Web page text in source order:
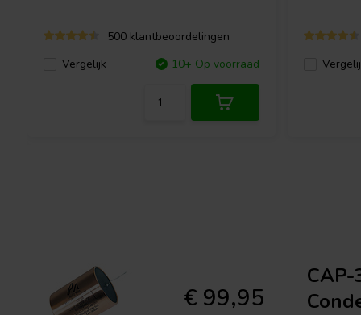
500 klantbeoordelingen
Vergelijk
10+ Op voorraad
€ 99,95